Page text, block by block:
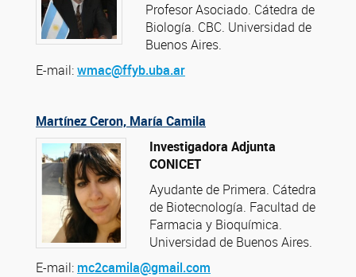
Profesor Asociado. Cátedra de
Biología. CBC. Universidad de
Buenos Aires.
E-mail:wmac@ffyb.uba.ar
Martínez Ceron, María Camila
Investigadora Adjunta
CONICET
Ayudante de Primera. Cátedra
de Biotecnología. Facultad de
Farmacia y Bioquímica.
Universidad de Buenos Aires.
E-mail: mc2camila@gmail.com